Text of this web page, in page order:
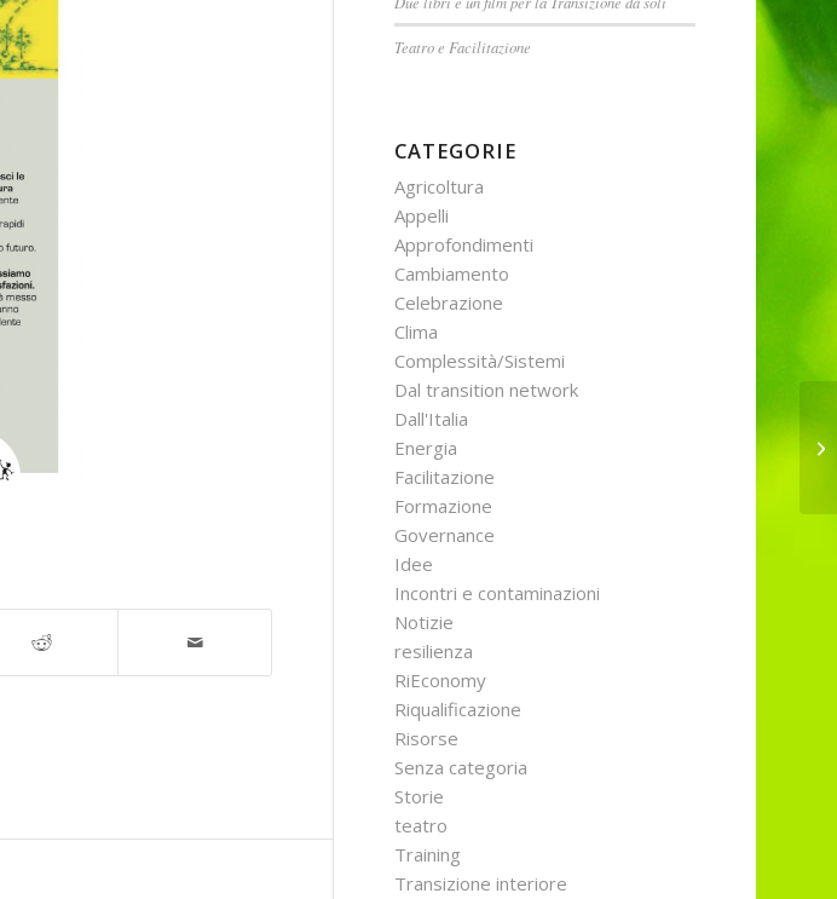
Teatro e Facilitazione
CATEGORIE
Agricoltura
Appelli
Approfondimenti
Cambiamento
Celebrazione
Clima
Complessità/Sistemi
Dal transition network
Dall'Italia
Energia
Facilitazione
Formazione
Governance
Idee
Incontri e contaminazioni
Notizie
resilienza
RiEconomy
Riqualificazione
Risorse
Senza categoria
Storie
teatro
Training
Transizione interiore